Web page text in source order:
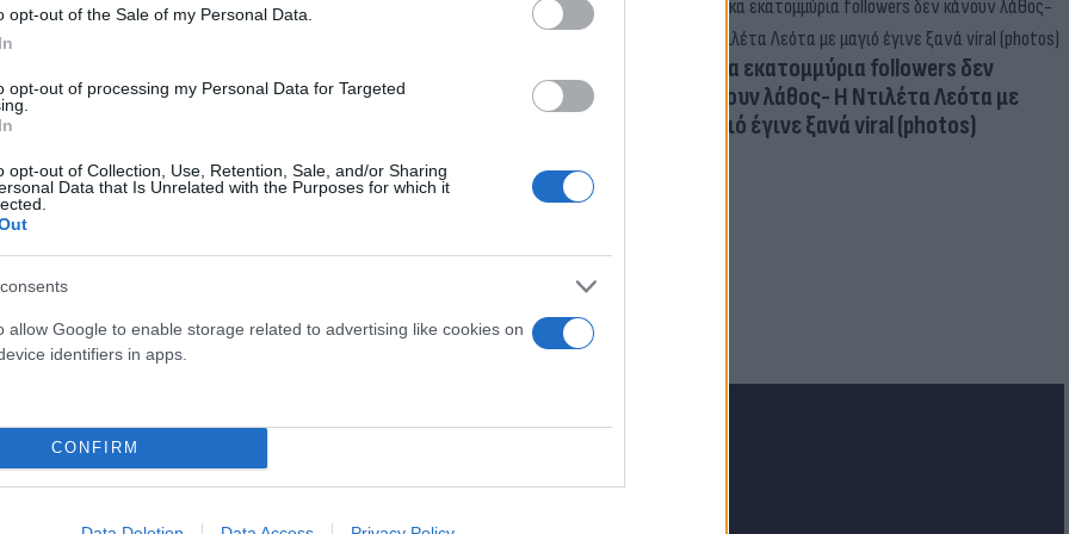
opt-out of the Sale of my Personal Data.
opt-out of processing my Personal Data for Targeted
opt-out of Collection, Use, Retention, Sale, and/or Sharing
Data that Is Unrelated with the Purposes for which it
allow Google to enable storage related to advertising like cookies on
identifiers in apps.
CONFIRM
μας
Τουρκία: Μετά το... φρένο για τα F-35
έρχονται στο επίκεντρο τα Eurofighter
Δέκα εκατομμύρια followers δεν
κάνουν λάθος- Η Ντιλέτα Λεότα με
μαγιό έγινε ξανά viral (photos)
μένεις στο σκοτάδι... ακολούθησε το Flash.gr